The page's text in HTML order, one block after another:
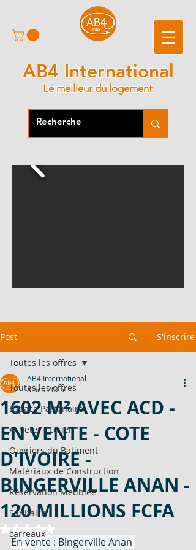
AB4 International
Le meilleur du logement
Post S'inscrire
Toutes les offres
Espace Partenaire
Acheter - Louer
Ouvriers du Batiment
Matériaux de Construction
Réservation Meublée
Sanitaire
carreaux
Toutes les offres
1602 M² AVEC ACD -
EN VENTE - COTE
D'IVOIRE -
BINGERVILLE ANAN -
120 MILLIONS FCFA
AB4 International
8 oct. 2025
Noté NaN étoiles sur 5.
En vente : Bingerville Anan